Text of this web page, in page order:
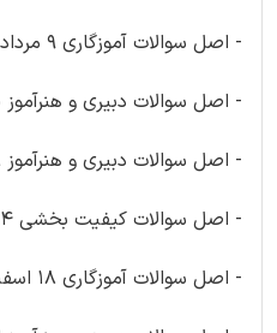
- اصل سوالات آموزگاری 9 مرداد 1404
- اصل سوالات دبیری و هنرآموز 10 مرداد 1404
- اصل سوالات دبیری و هنرآموز 28 اردیبهشت 1403
- اصل سوالات کیفیت بخشی 14 اردیبهشت 1403
- اصل سوالات آموزگاری 18 اسفند 1402